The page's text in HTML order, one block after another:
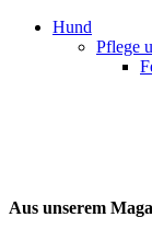
Hund
Pflege
Aus unserem